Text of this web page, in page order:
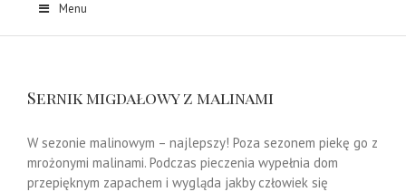
Menu
Sernik migdałowy z malinami
W sezonie malinowym – najlepszy! Poza sezonem piekę go z
mrożonymi malinami. Podczas pieczenia wypełnia dom
przepięknym zapachem i wygląda jakby człowiek się